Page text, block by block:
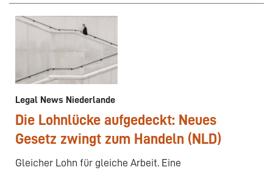
Legal News Niederlande
Die Lohnlücke aufgedeckt: Neues
Gesetz zwingt zum Handeln (NLD)
Gleicher Lohn für gleiche Arbeit. Eine